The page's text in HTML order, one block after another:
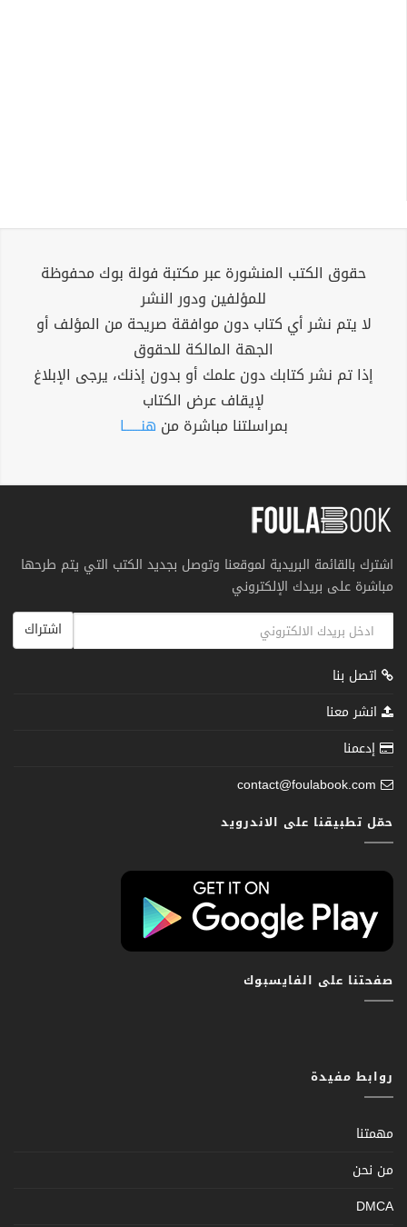
حقوق الكتب المنشورة عبر مكتبة فولة بوك محفوظة
للمؤلفين ودور النشر
لا يتم نشر أي كتاب دون موافقة صريحة من المؤلف أو
الجهة المالكة للحقوق
إذا تم نشر كتابك دون علمك أو بدون إذنك، يرجى الإبلاغ
لإيقاف عرض الكتاب
بمراسلتنا مباشرة من هنــــــا
اشترك بالقائمة البريدية لموقعنا وتوصل بجديد الكتب التي يتم طرحها
مباشرة على بريدك الإلكتروني
اشتراك
اتصل بنا
انشر معنا
إدعمنا
contact@foulabook.com
حمّل تطبيقنا على الاندرويد
صفحتنا على الفايسبوك
روابط مفيدة
مهمتنا
من نحن
DMCA